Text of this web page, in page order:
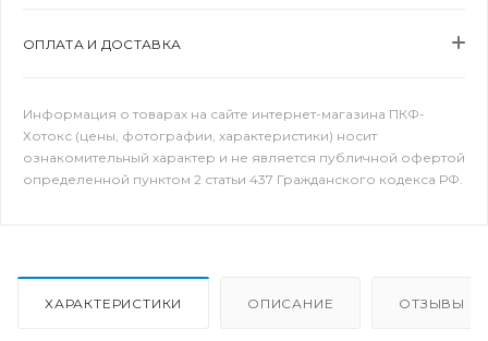
ОПЛАТА И ДОСТАВКА
Информация о товарах на сайте интернет-магазина ПКФ-
Хотокс (цены, фотографии, характеристики) носит
ознакомительный характер и не является публичной офертой
определенной пунктом 2 статьи 437 Гражданского кодекса РФ.
ХАРАКТЕРИСТИКИ ОПИСАНИЕ ОТЗЫВЫ